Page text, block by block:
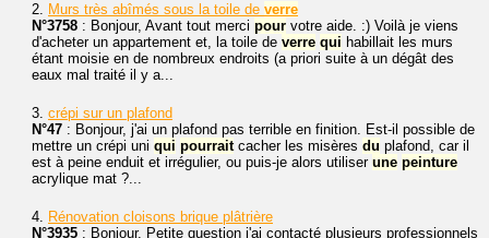
2. Murs très abîmés sous la toile de verre
N°3758 : Bonjour, Avant tout merci pour votre aide. :) Voilà je viens
d'acheter un appartement et, la toile de verre qui habillait les murs
étant moisie en de nombreux endroits (a priori suite à un dégât des
eaux mal traité il y a...
3. crépi sur un plafond
N°47 : Bonjour, j'ai un plafond pas terrible en finition. Est-il possible de
mettre un crépi uni qui pourraitcacher les misères du plafond, car il
est à peine enduit et irrégulier, ou puis-je alors utiliser une peinture
acrylique mat ?...
4. Rénovation cloisons brique plâtrière
N°3935 : Bonjour. Petite question j'ai contacté plusieurs professionnels